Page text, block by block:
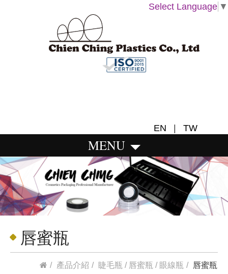
Select Language ▼
EN | TW
MENU
唇蜜瓶
產品介紹 睫毛瓶 / 唇蜜瓶 / 眼線瓶 唇蜜瓶